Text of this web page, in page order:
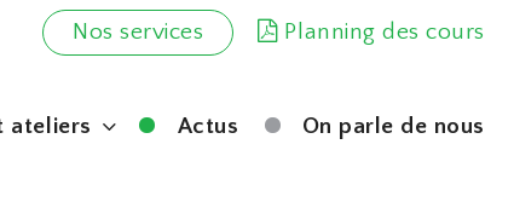
Nos services Planning des cours
ateliers Actus On parle de nous